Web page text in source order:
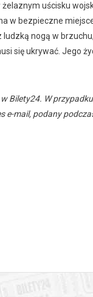
żelaznym uścisku
w bezpieczne
ludzką nogą w
się ukrywać. Jego
w Bilety24. W
e-mail, podany